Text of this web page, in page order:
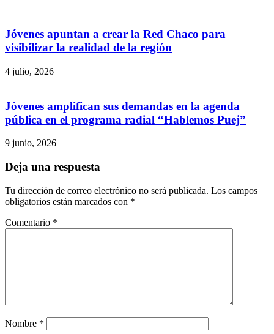
Jóvenes apuntan a crear la Red Chaco para
visibilizar la realidad de la región
4 julio, 2026
Jóvenes amplifican sus demandas en la agenda
pública en el programa radial “Hablemos Puej”
9 junio, 2026
Deja una respuesta
Tu dirección de correo electrónico no será publicada. Los campos
obligatorios están marcados con *
Comentario *
Nombre *